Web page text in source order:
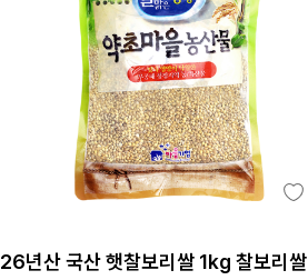
26년산 국산 햇찰보리쌀 1kg 찰보리쌀